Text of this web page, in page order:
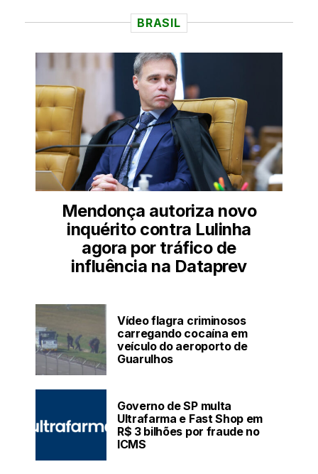
BRASIL
Mendonça autoriza novo
inquérito contra Lulinha
agora por tráfico de
influência na Dataprev
Vídeo flagra criminosos
carregando cocaína em
veículo do aeroporto de
Guarulhos
Governo de SP multa
Ultrafarma e Fast Shop em
R$ 3 bilhões por fraude no
ICMS